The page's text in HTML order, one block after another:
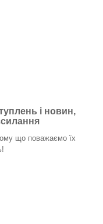
і новин,
що поважаємо їх